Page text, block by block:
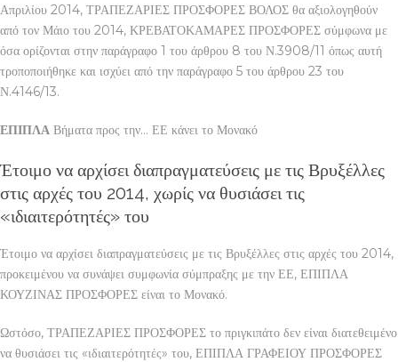
Απριλίου 2014, ΤΡΑΠΕΖΑΡΙΕΣ ΠΡΟΣΦΟΡΕΣ ΒΟΛΟΣ θα αξιολογηθούν
από τον Μάιο του 2014, ΚΡΕΒΑΤΟΚΑΜΑΡΕΣ ΠΡΟΣΦΟΡΕΣ σύμφωνα με
όσα ορίζονται στην παράγραφο 1 του άρθρου 8 του Ν.3908/11 όπως αυτή
τροποποιήθηκε και ισχύει από την παράγραφο 5 του άρθρου 23 του
Ν.4146/13.
ΕΠΙΠΛΑ Βήματα προς την… ΕΕ κάνει το Μονακό
Έτοιμο να αρχίσει διαπραγματεύσεις με τις Βρυξέλλες
στις αρχές του 2014, χωρίς να θυσιάσει τις
«ιδιαιτερότητές» του
Έτοιμο να αρχίσει διαπραγματεύσεις με τις Βρυξέλλες στις αρχές του 2014,
προκειμένου να συνάψει συμφωνία σύμπραξης με την ΕΕ, ΕΠΙΠΛΑ
ΚΟΥΖΙΝΑΣ ΠΡΟΣΦΟΡΕΣ είναι το Μονακό.
Ωστόσο, ΤΡΑΠΕΖΑΡΙΕΣ ΠΡΟΣΦΟΡΕΣ το πριγκιπάτο δεν είναι διατεθειμένο
να θυσιάσει τις «ιδιαιτερότητές» του, ΕΠΙΠΛΑ ΓΡΑΦΕΙΟΥ ΠΡΟΣΦΟΡΕΣ